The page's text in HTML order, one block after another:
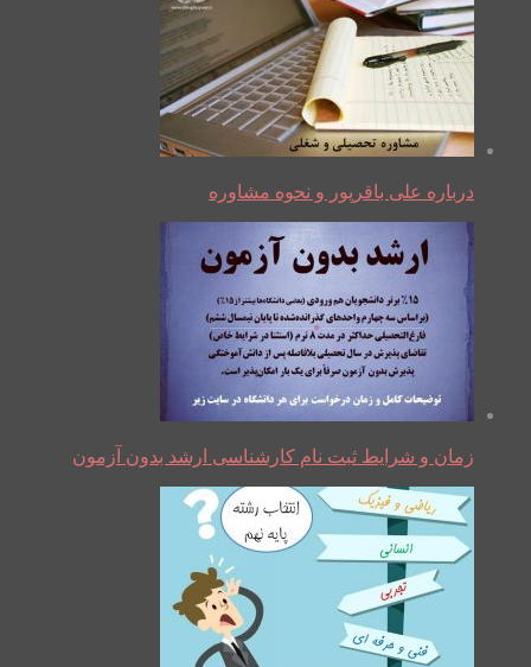
درباره علی باقرپور و نحوه مشاوره
زمان و شرایط ثبت نام کارشناسی ارشد بدون آزمون